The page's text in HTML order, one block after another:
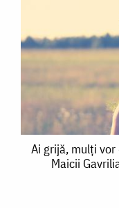
Ai
grijă,
Ai grijă, mulți
Maicii